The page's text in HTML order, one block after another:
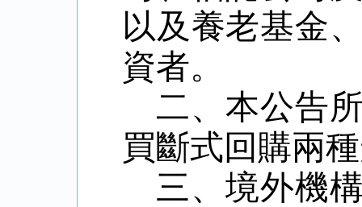
以及養老基金
資者。
二、本公告
買斷式回購兩
三、境外機